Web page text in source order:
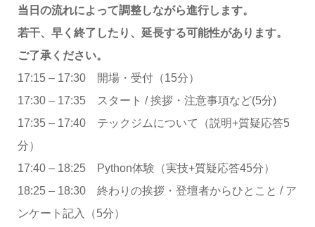
当日の流れによって調整しながら進行します。
若干、早く終了したり、延長する可能性があります。
ご了承ください。
17:15 – 17:30 開場・受付（15分）
17:30 – 17:35 スタート / 挨拶・注意事項など(5分)
17:35 – 17:40 テックジムについて（説明+質疑応答5
分）
17:40 – 18:25 Python体験（実技+質疑応答45分）
18:25 – 18:30 終わりの挨拶・登壇者からひとこと / ア
ンケート記入（5分）